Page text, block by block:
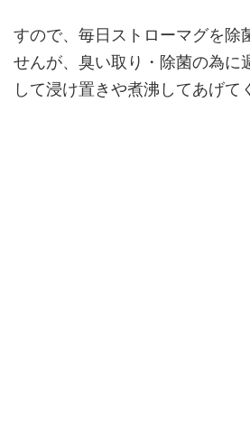
すので、毎日ストローマグを除
せんが、臭い取り・除菌の為に
して浸け置きや煮沸してあげて